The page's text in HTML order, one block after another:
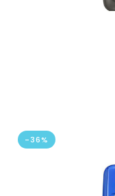
-36%